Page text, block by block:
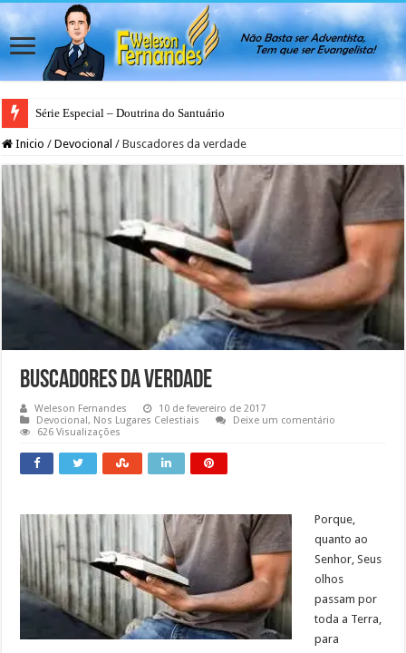
Série Especial – Doutrina do Santuário
Inicio / Devocional / Buscadores da verdade
Buscadores da verdade
Weleson Fernandes
10 de fevereiro de 2017
Devocional, Nos Lugares Celestiais
Deixe um comentário
626 Visualizações
Porque,
quanto ao
Senhor, Seus
olhos
passam por
toda a Terra,
para